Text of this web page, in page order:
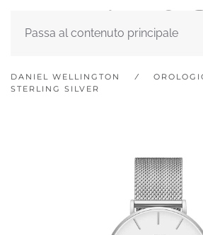
Passa al contenuto principale
DANIEL WELLINGTON
STERLING SILVER